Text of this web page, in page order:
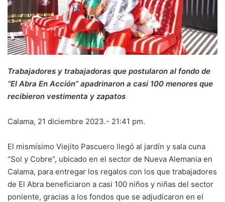
Trabajadores y trabajadoras que postularon al fondo de
“El Abra En Acción” apadrinaron a casi 100 menores que
recibieron vestimenta y zapatos
Calama, 21 diciembre 2023.- 21:41 pm.
El mismísimo Viejito Pascuero llegó al jardín y sala cuna
“Sol y Cobre”, ubicado en el sector de Nueva Alemania en
Calama, para entregar los regalos con los que trabajadores
de El Abra beneficiaron a casi 100 niños y niñas del sector
poniente, gracias a los fondos que se adjudicaron en el